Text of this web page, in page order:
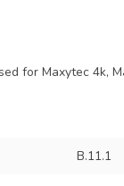
for Maxytec 4k,
B.11.1